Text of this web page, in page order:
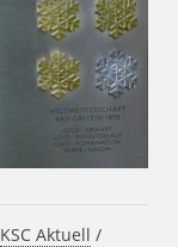
KSC Aktuell /